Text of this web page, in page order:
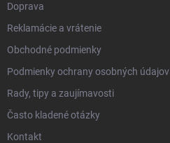
Doprava
Reklamácie a vrátenie
Obchodné podmienky
Podmienky ochrany osobných údajov
Rady, tipy a zaujímavosti
Často kladené otázky
Kontakt